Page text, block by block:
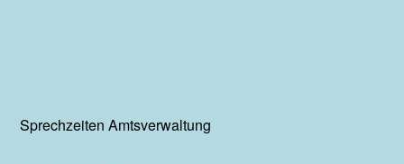
Sprechzeiten Amtsverwaltung